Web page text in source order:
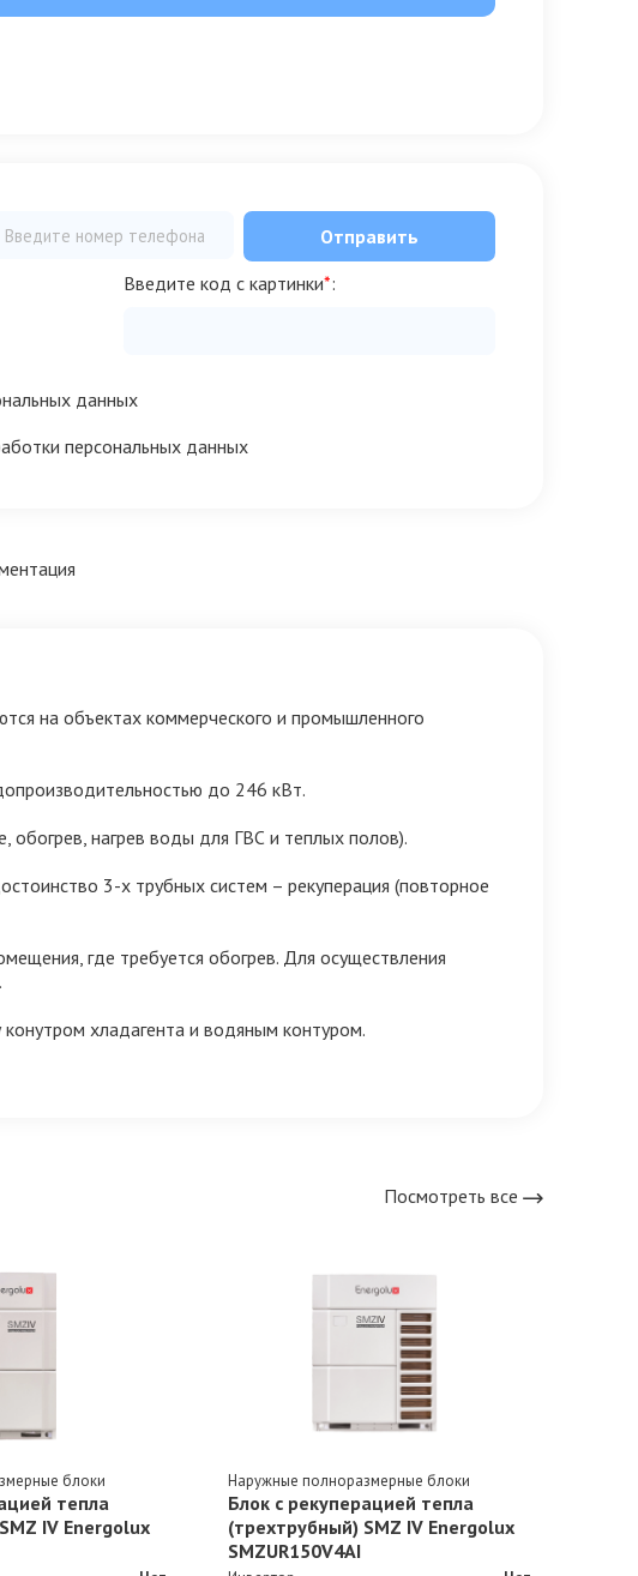
Отправить
Введите код с картинки*:
данных
персональных данных
на объектах коммерческого и промышленного
до 246 кВт.
нагрев воды для ГВС и теплых полов).
3-х трубных систем – рекуперация (повторное
где требуется обогрев. Для осуществления
хладагента и водяным контуром.
Посмотреть все
блоки
тепла
IV Energolux
Наружные полноразмерные блоки
Блок с рекуперацией тепла
(трехтрубный) SMZ IV Energolux
SMZUR150V4AI